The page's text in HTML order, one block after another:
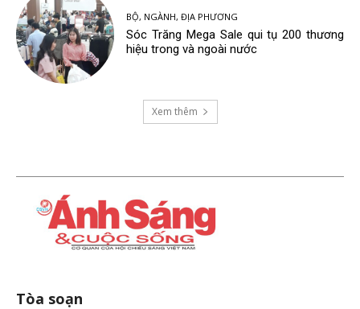
BỘ, NGÀNH, ĐỊA PHƯƠNG
Sóc Trăng Mega Sale qui tụ 200 thương
hiệu trong và ngoài nước
Xem thêm
Tòa soạn